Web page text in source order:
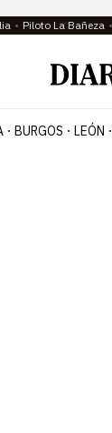
Piloto La Bañeza
BURGOS LEÓN